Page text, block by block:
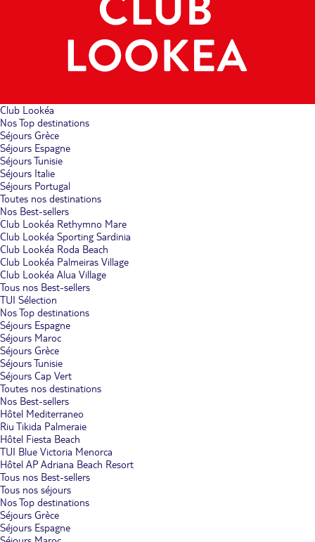
Club Lookéa
Nos Top destinations
Séjours Grèce
Séjours Espagne
Séjours Tunisie
Séjours Italie
Séjours Portugal
Toutes nos destinations
Nos Best-sellers
Club Lookéa Rethymno Mare
Club Lookéa Sporting Sardinia
Club Lookéa Roda Beach
Club Lookéa Palmeiras Village
Club Lookéa Alua Village
Tous nos Best-sellers
TUI Sélection
Nos Top destinations
Séjours Espagne
Séjours Maroc
Séjours Grèce
Séjours Tunisie
Séjours Cap Vert
Toutes nos destinations
Nos Best-sellers
Hôtel Mediterraneo
Riu Tikida Palmeraie
Hôtel Fiesta Beach
TUI Blue Victoria Menorca
Hôtel AP Adriana Beach Resort
Tous nos Best-sellers
Tous nos séjours
Nos Top destinations
Séjours Grèce
Séjours Espagne